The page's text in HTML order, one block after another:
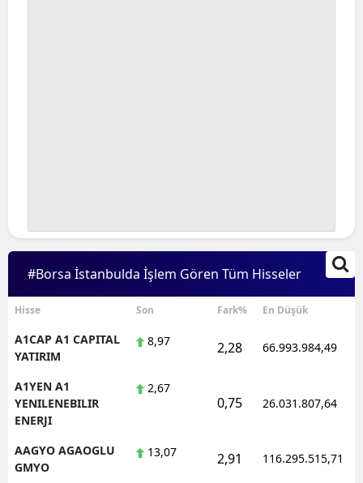
#Borsa İstanbulda İşlem Gören Tüm Hisseler
Hisse Son Fark% En Düşük
A1CAP A1 CAPITAL
YATIRIM
8,97 2,28 66.993.984,49
A1YEN A1
YENILENEBILIR
ENERJI
2,67
0,75 26.031.807,64
AAGYO AGAOGLU
GMYO
13,07 2,91 116.295.515,71